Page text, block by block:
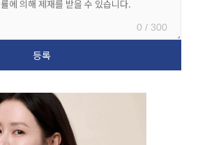
0 / 300